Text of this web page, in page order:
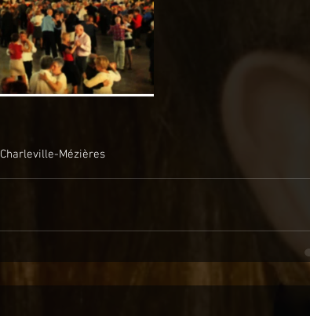
Charleville-Mézières